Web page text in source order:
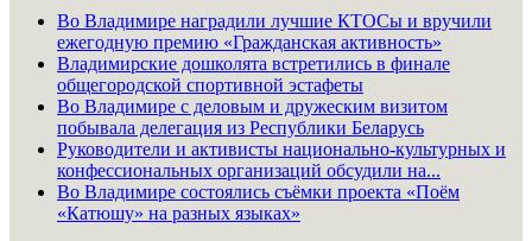
Во Владимире наградили лучшие КТОСы и вручили
ежегодную премию «Гражданская активность»
Владимирские дошколята встретились в финале
общегородской спортивной эстафеты
Во Владимире с деловым и дружеским визитом
побывала делегация из Республики Беларусь
Руководители и активисты национально-культурных и
конфессиональных организаций обсудили на...
Во Владимире состоялись съёмки проекта «Поём
«Катюшу» на разных языках»